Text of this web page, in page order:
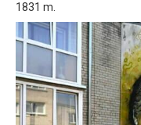
1831 m.